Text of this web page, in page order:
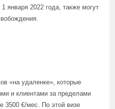
января 2022 года, также могут
«на удаленке», которые
и клиентами за пределами
3500 €/мес. По этой визе